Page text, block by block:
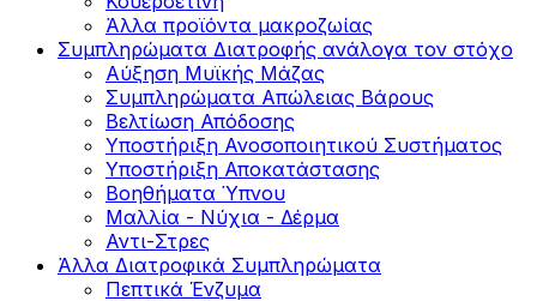
Άλλα προϊόντα μακροζωίας
Συμπληρώματα Διατροφής ανάλογα τον στόχο
Αύξηση Μυϊκής Μάζας
Συμπληρώματα Aπώλειας Βάρους
Βελτίωση Απόδοσης
Υποστήριξη Ανοσοποιητικού Συστήματος
Yποστήριξη Αποκατάστασης
Βοηθήματα Ύπνου
Μαλλία - Νύχια - Δέρμα
Αντι-Στρες
Άλλα Διατροφικά Συμπληρώματα
Πεπτικά Ένζυμα